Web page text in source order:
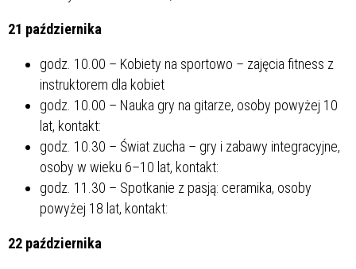
21 października
godz. 10.00 – Kobiety na sportowo – zajęcia fitness z
instruktorem dla kobiet
godz. 10.00 – Nauka gry na gitarze, osoby powyżej 10
lat, kontakt:
godz. 10.30 – Świat zucha – gry i zabawy integracyjne,
osoby w wieku 6–10 lat, kontakt:
godz. 11.30 – Spotkanie z pasją: ceramika, osoby
powyżej 18 lat, kontakt:
22 października